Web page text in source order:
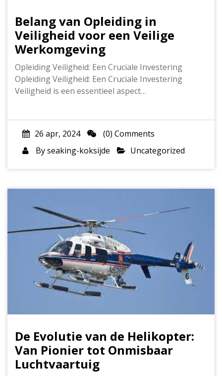
Belang van Opleiding in
Veiligheid voor een Veilige
Werkomgeving
Opleiding Veiligheid: Een Cruciale Investering
Opleiding Veiligheid: Een Cruciale Investering
Veiligheid is een essentieel aspect…
26 apr, 2024
(0) Comments
Byseaking-koksijde Uncategorized
De Evolutie van de Helikopter:
Van Pionier tot Onmisbaar
Luchtvaartuig